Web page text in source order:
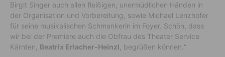
Birgit Singer auch allen fleißigen, unermüdlichen Händen in
der Organisation und Vorbereitung, sowie Michael Lenzhofer
für seine musikalischen Schmankerln im Foyer. Schön, dass
wir bei der Premiere auch die Obfrau des Theater Service
Kärnten, Beatrix Erlacher-Heinzl, begrüßen können.“